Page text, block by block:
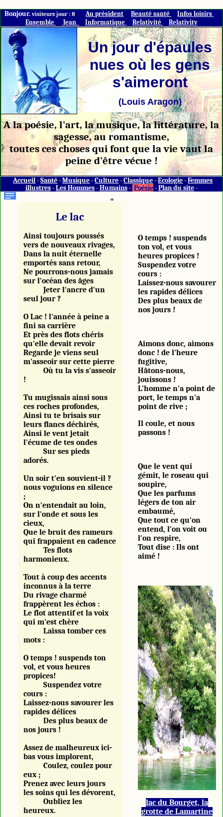
Bonjour.visiteurs jour : 8 Au président Beauté santé
Infos loisirs
Ensemble
Jean Informatique Relativité Relativity
Un jour d'épaules
nues où les gens
s'aimeront
(Louis Aragon)
A la poésie, l'art, la musique, la littérature, la
sagesse, au romantisme,
toutes ces choses qui font que la vie vaut la
peine d'être vécue !
Accueil -Santé -Musique -Culture -Classique -Ecologie -Femmes
illustres- Les Hommes- Humains- Poésie- Plan du site-
HI
Le lac
Ainsi toujours poussés
vers de nouveaux rivages,
Dans la nuit éternelle
emportés sans retour,
Ne pourrons-nous jamais
sur l'océan des âges
Jeter l'ancre d'un
seul jour ?
O Lac ! l'année à peine a
fini sa carrière
Et près des flots chéris
qu'elle devait revoir
Regarde je viens seul
m'asseoir sur cette pierre
Où tu la vis s'asseoir
!
Tu mugissais ainsi sous
ces roches profondes,
Ainsi tu te brisais sur
leurs flancs déchirés,
Ainsi le vent jetait
l'écume de tes ondes
Sur ses pieds
adorés.
Un soir t'en souvient-il ?
nous voguions en silence
;
On n'entendait au loin,
sur l'onde et sous les
cieux,
Que le bruit des rameurs
qui frappaient en cadence
Tes flots
harmonieux.
Tout à coup des accents
inconnus à la terre
Du rivage charmé
frappèrent les échos :
Le flot attentif et la voix
qui m'est chère
Laissa tomber ces
mots :
O temps ! suspends ton
vol, et vous heures
propices!
Suspendez votre
cours :
Laissez-nous savourer les
rapides délices
Des plus beaux de
nos jours !
Assez de malheureux ici-
bas vous implorent,
Coulez, coulez pour
eux ;
Prenez avec leurs jours
les soins qui les dévorent,
Oubliez les
heureux.
O temps ! suspends
ton vol, et vous
heures propices !
Suspendez votre
cours :
Laissez-nous savourer
les rapides délices
Des plus beaux de
nos jours !
Aimons donc, aimons
donc ! de l'heure
fugitive,
Hâtons-nous,
jouissons !
L'homme n'a point de
port, le temps n'a
point de rive ;
Il coule, et nous
passons !
Que le vent qui
gémit, le roseau qui
soupire,
Que les parfums
légers de ton air
embaumé,
Que tout ce qu'on
entend, l'on voit ou
l'on respire,
Tout dise : Ils ont
aimé !
lac du Bourget, la
grotte de Lamartine